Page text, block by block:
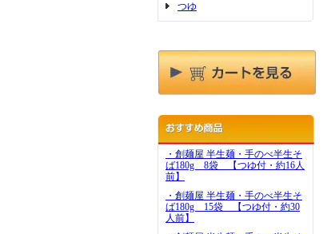
つゆ
・創麺屋 半生麺・手のべ半生そ
ば180g 8袋 【つゆ付・約16人
前】
・創麺屋 半生麺・手のべ半生そ
ば180g 15袋 【つゆ付・約30
人前】